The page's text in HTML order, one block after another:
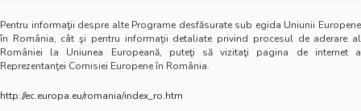
Pentru informaţii despre alte Programe desfăsurate sub egida Uniunii Europene
în România, cât şi pentru informaţii detaliate privind procesul de aderare al
României la Uniunea Europeană, puteţi să vizitaţi pagina de internet a
Reprezentanţei Comisiei Europene în România.
http://ec.europa.eu/romania/index_ro.htm